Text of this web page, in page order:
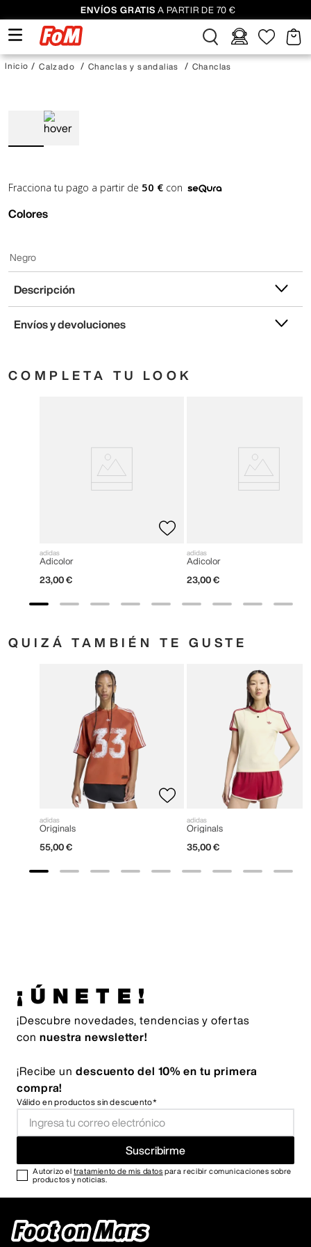
ENVÍOS GRATIS A PARTIR DE 70 €
Calzado Chanclas y sandalias Chanclas
Fracciona tu pago a partir de 50 € con
Colores
Negro
Descripción
Envíos y devoluciones
COMPLETA TU LOOK
adidas
Adicolor
23,00 €
adidas
Adicolor
23,00 €
QUIZÁ TAMBIÉN TE GUSTE
adidas
Originals
55,00 €
adidas
Originals
35,00 €
¡ÚNETE!
¡Descubre novedades, tendencias y ofertas
con nuestra newsletter!
¡Recibe un descuento del 10% en tu primera
compra!
Válido en productos sin descuento*
Suscribirme
Autorizo eltratamiento de mis datos para recibir comunicaciones sobre
productos y noticias.